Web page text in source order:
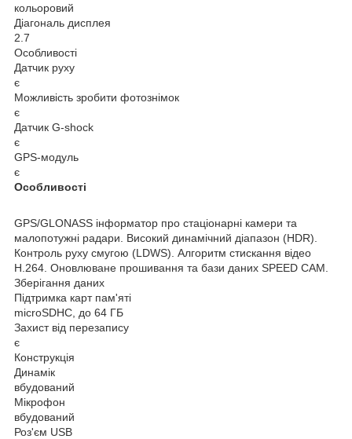
кольоровий
Діагональ дисплея
2.7
Особливості
Датчик руху
є
Можливість зробити фотознімок
є
Датчик G-shock
є
GPS-модуль
є
Особливості
GPS/GLONASS інформатор про стаціонарні камери та
малопотужні радари. Високий динамічний діапазон (HDR).
Контроль руху смугою (LDWS). Алгоритм стискання відео
H.264. Оновлюване прошивання та бази даних SPEED CAM.
Зберігання даних
Підтримка карт пам'яті
microSDHC, до 64 ГБ
Захист від перезапису
є
Конструкція
Динамік
вбудований
Мікрофон
вбудований
Роз'єм USB